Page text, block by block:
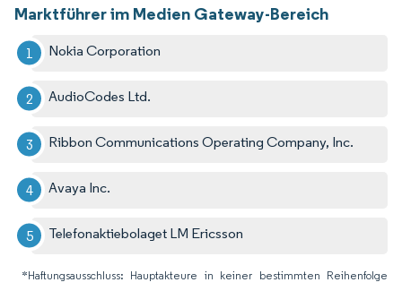
Marktführer im Medien Gateway-Bereich
Nokia Corporation
AudioCodes Ltd.
Ribbon Communications Operating Company, Inc.
Avaya Inc.
Telefonaktiebolaget LM Ericsson
*Haftungsausschluss: Hauptakteure in keiner bestimmten Reihenfolge